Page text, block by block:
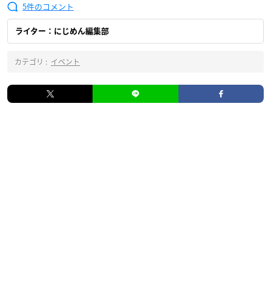
5
ライター：にじめん編集部
カテゴリ : イベント